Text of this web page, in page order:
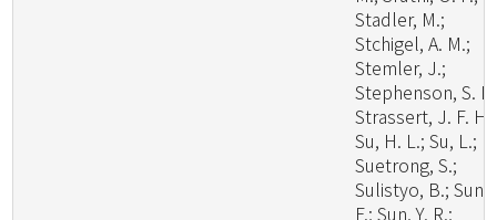
Stadler, M.;
Stchigel, A. M.;
Stemler, J.;
Stephenson, S.
Strassert, J. F. H.;
Su, H. L.; Su, L.;
Suetrong, S.;
Sulistyo, B.; Sun,
F.; Sun, Y. R.;